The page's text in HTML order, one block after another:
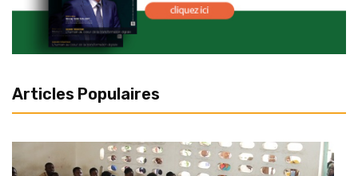
Articles Populaires